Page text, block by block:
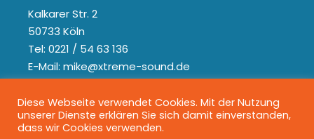
Kalkarer Str. 2
50733 Köln
Tel: 0221 / 54 63 136
E-Mail: mike@xtreme-sound.de
Diese Webseite verwendet Cookies. Mit der Nutzung
unserer Dienste erklären Sie sich damit einverstanden,
dass wir Cookies verwenden.